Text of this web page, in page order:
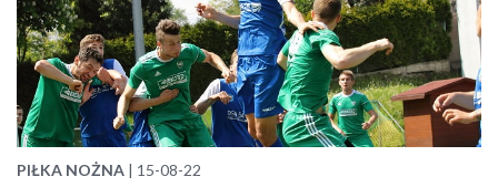
PIŁKA NOŻNA | 15-08-22